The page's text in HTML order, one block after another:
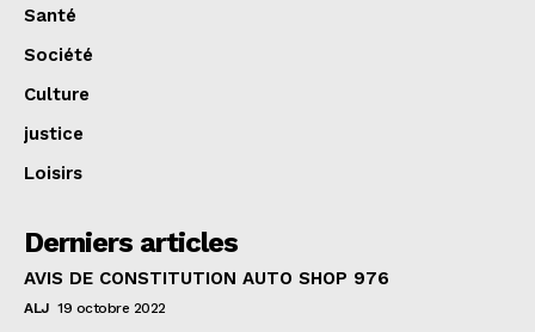
Santé
Société
Culture
justice
Loisirs
Derniers articles
AVIS DE CONSTITUTION AUTO SHOP 976
ALJ 19 octobre 2022